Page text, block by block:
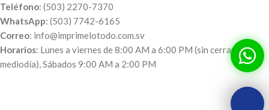
Teléfono: (503) 2270-7370
WhatsApp: (503) 7742-6165
Correo: info@imprimelotodo.com.sv
Horarios: Lunes a viernes de 8:00 AM a 6:00 PM (sin cerrar al
mediodía), Sábados 9:00 AM a 2:00 PM